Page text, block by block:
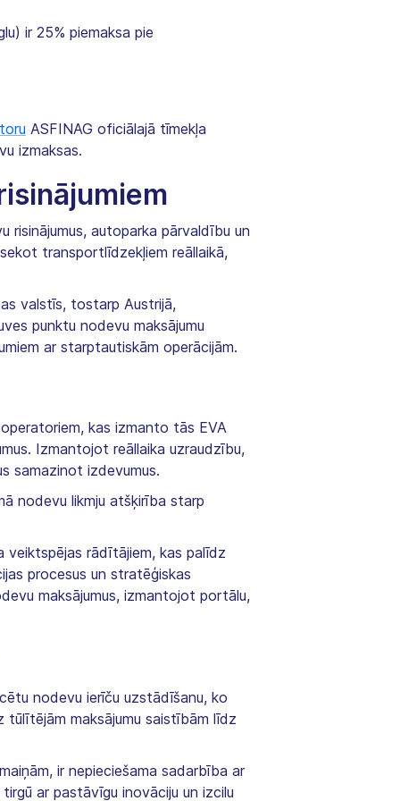
ir 25% piemaksa pie
ASFINAG oficiālajā tīmekļa
izmaksas.
risinājumus, autoparka pārvaldību un
transportlīdzekļiem reāllaikā,
valstīs, tostarp Austrijā,
punktu nodevu maksājumu
ar starptautiskām operācijām.
kas izmanto tās EVA
Izmantojot reāllaika uzraudzību,
samazinot izdevumus.
nodevu likmju atšķirība starp
veiktspējas rādītājiem, kas palīdz
procesus un stratēģiskas
maksājumus, izmantojot portālu,
nodevu ierīču uzstādīšanu, ko
maksājumu saistībām līdz
ir nepieciešama sadarbība ar
ar pastāvīgu inovāciju un izcilu